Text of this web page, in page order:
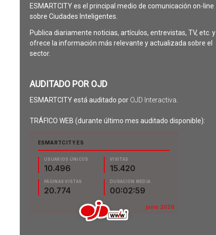
ESMARTCITY es el principal medio de comunicación on-line
sobre Ciudades Inteligentes.
Publica diariamente noticias, artículos, entrevistas, TV, etc. y
ofrece la información más relevante y actualizada sobre el
sector.
AUDITADO POR OJD
ESMARTCITY está auditado por OJD Interactiva
TRÁFICO WEB (durante último mes auditado disponible):